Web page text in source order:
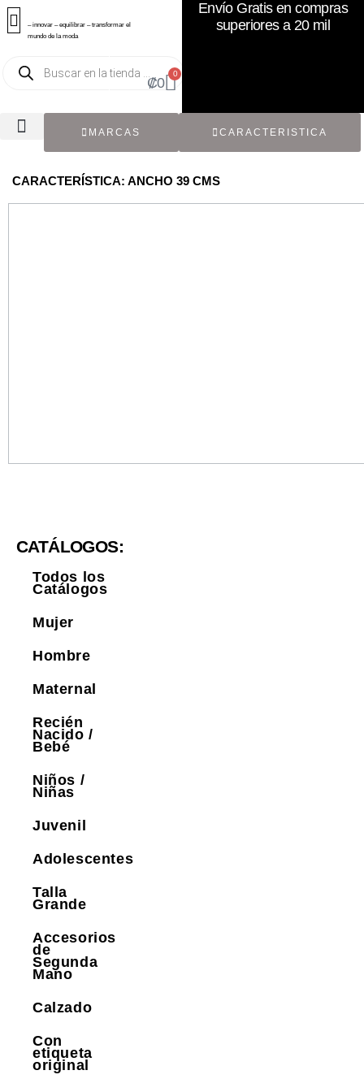
– innovar – equilibrar – transformar el
mundo de la moda
₡0
0
Envío Gratis en compras
superiores a 20 mil
MARCAS CARACTERISTICA
CARACTERÍSTICA: ANCHO 39 CMS
CATÁLOGOS:
Todos los
Catálogos
Mujer
Hombre
Maternal
Recién
Nacido /
Bebé
Niños /
Niñas
Juvenil
Adolescentes
Talla
Grande
Accesorios
de
Segunda
Mano
Calzado
Con
etiqueta
original